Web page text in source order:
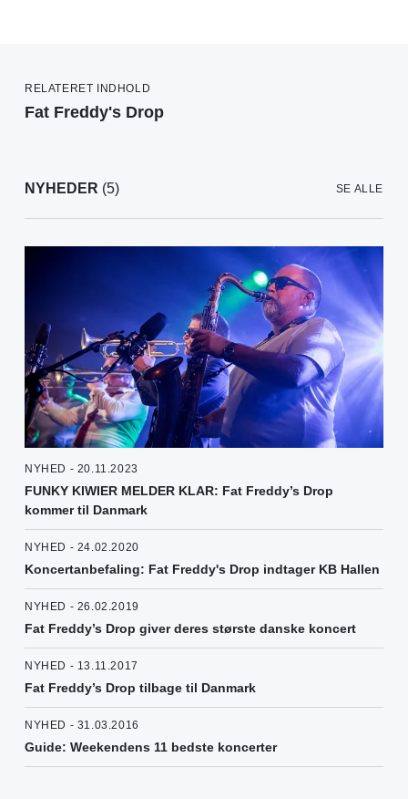
RELATERET INDHOLD
Fat Freddy's Drop
NYHEDER (5) SE ALLE
NYHED - 20.11.2023
FUNKY KIWIER MELDER KLAR: Fat Freddy’s Drop
kommer til Danmark
NYHED - 24.02.2020
Koncertanbefaling: Fat Freddy's Drop indtager KB Hallen
NYHED - 26.02.2019
Fat Freddy’s Drop giver deres største danske koncert
NYHED - 13.11.2017
Fat Freddy’s Drop tilbage til Danmark
NYHED - 31.03.2016
Guide: Weekendens 11 bedste koncerter